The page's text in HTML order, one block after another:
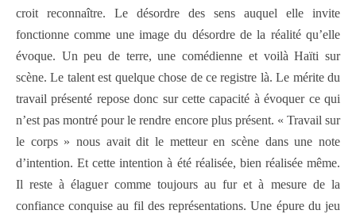
croit reconnaître. Le désordre des sens auquel elle invite
fonctionne comme une image du désordre de la réalité qu’elle
évoque. Un peu de terre, une comédienne et voilà Haïti sur
scène. Le talent est quelque chose de ce registre là. Le mérite du
travail présenté repose donc sur cette capacité à évoquer ce qui
n’est pas montré pour le rendre encore plus présent. « Travail sur
le corps » nous avait dit le metteur en scène dans une note
d’intention. Et cette intention à été réalisée, bien réalisée même.
Il reste à élaguer comme toujours au fur et à mesure de la
confiance conquise au fil des représentations. Une épure du jeu